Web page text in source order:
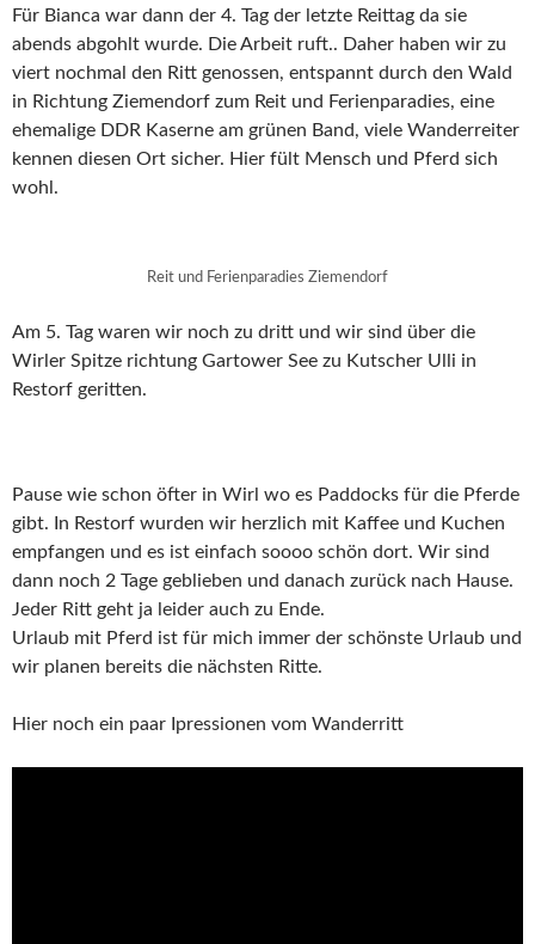
Für Bianca war dann der 4. Tag der letzte Reittag da sie
abends abgohlt wurde. Die Arbeit ruft.. Daher haben wir zu
viert nochmal den Ritt genossen, entspannt durch den Wald
in Richtung Ziemendorf zum Reit und Ferienparadies, eine
ehemalige DDR Kaserne am grünen Band, viele Wanderreiter
kennen diesen Ort sicher. Hier fült Mensch und Pferd sich
wohl.
Reit und Ferienparadies Ziemendorf
Am 5. Tag waren wir noch zu dritt und wir sind über die
Wirler Spitze richtung Gartower See zu Kutscher Ulli in
Restorf geritten.
Pause wie schon öfter in Wirl wo es Paddocks für die Pferde
gibt. In Restorf wurden wir herzlich mit Kaffee und Kuchen
empfangen und es ist einfach soooo schön dort. Wir sind
dann noch 2 Tage geblieben und danach zurück nach Hause.
Jeder Ritt geht ja leider auch zu Ende.
Urlaub mit Pferd ist für mich immer der schönste Urlaub und
wir planen bereits die nächsten Ritte.
Hier noch ein paar Ipressionen vom Wanderritt